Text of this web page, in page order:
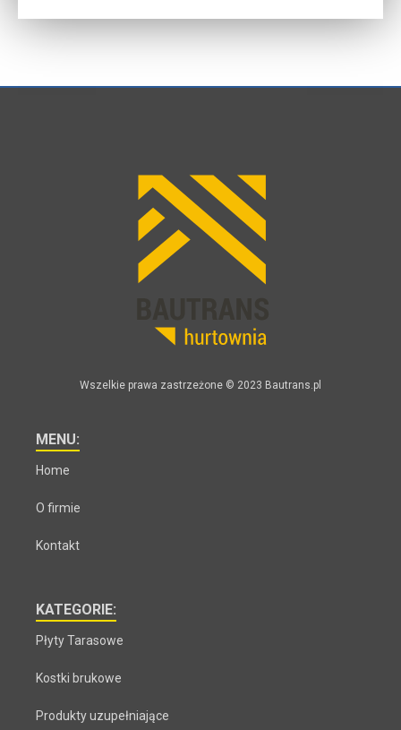
Wszelkie prawa zastrzeżone © 2023 Bautrans.pl
MENU:
Home
O firmie
Kontakt
KATEGORIE:
Płyty Tarasowe
Kostki brukowe
Produkty uzupełniające